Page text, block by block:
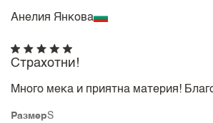
Анелия Янкова
РазмерS
Страхотни!
Много мека и приятна материя!